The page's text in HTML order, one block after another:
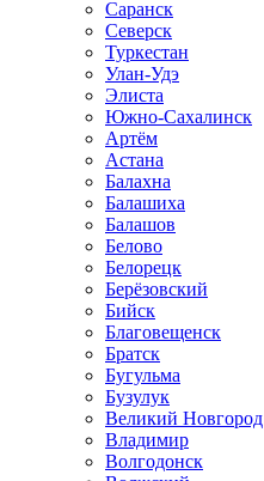
Саранск
Северск
Туркестан
Улан-Удэ
Элиста
Южно-Сахалинск
Артём
Астана
Балахна
Балашиха
Балашов
Белово
Белорецк
Берёзовский
Бийск
Благовещенск
Братск
Бугульма
Бузулук
Великий Новгород
Владимир
Волгодонск